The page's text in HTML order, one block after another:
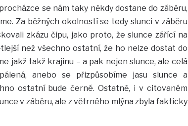
se nám taky někdy dostane do záběru,
Za běžných okolností se tedy slunci v záběru
zkázu čipu, jako proto, že slunce zářící na
než všechno ostatní, že ho nelze dostat do
jakž takž krajinu – a pak nejen slunce, ale celá
anebo se přizpůsobíme jasu slunce a
ostatní bude černé. Ostatně, i v citovaném
v záběru, ale z větrného mlýna zbyla fakticky